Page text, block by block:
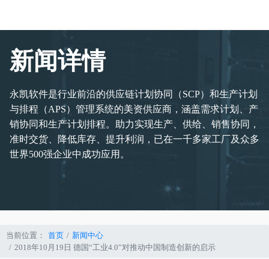
新闻详情
永凯软件是行业前沿的供应链计划协同（SCP）和生产计划
与排程（APS）管理系统的美资供应商，涵盖需求计划、产
销协同和生产计划排程。助力实现生产、供给、销售协同，
准时交货、降低库存、提升利润，已在一千多家工厂及众多
世界500强企业中成功应用。
当前位置： 首页
新闻中心
2018年10月19日 德国“工业4.0”对推动中国制造创新的启示